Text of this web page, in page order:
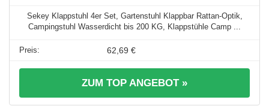
Sekey Klappstuhl 4er Set, Gartenstuhl Klappbar Rattan-Optik,
Campingstuhl Wasserdicht bis 200 KG, Klappstühle Camp ...
62,69 €
ZUM TOP ANGEBOT »